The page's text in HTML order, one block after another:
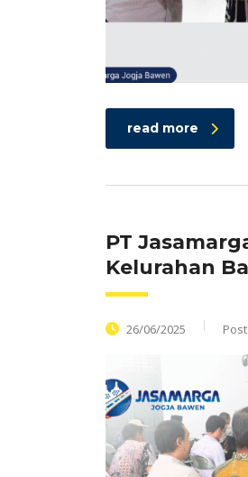
read more
PT
Kelurahan
26/06/2025